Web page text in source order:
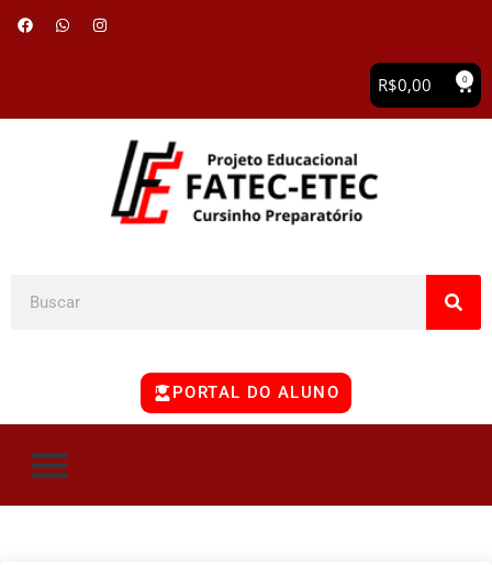
R$0,00 0
PORTAL DO ALUNO